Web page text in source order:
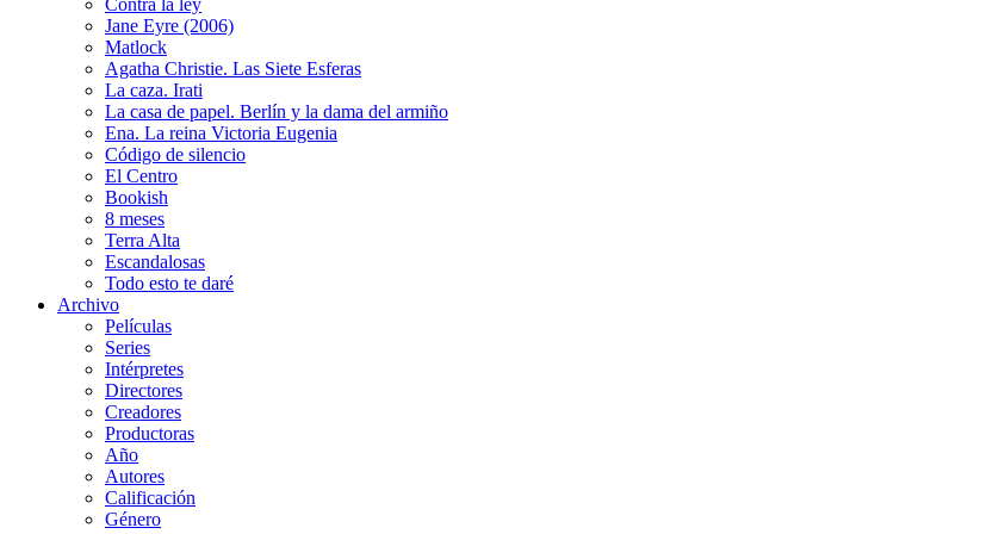
Contra la ley
Jane Eyre (2006)
Matlock
Agatha Christie. Las Siete Esferas
La caza. Irati
La casa de papel. Berlín y la dama del armiño
Ena. La reina Victoria Eugenia
Código de silencio
El Centro
Bookish
8 meses
Terra Alta
Escandalosas
Todo esto te daré
Archivo
Películas
Series
Intérpretes
Directores
Creadores
Productoras
Año
Autores
Calificación
Género